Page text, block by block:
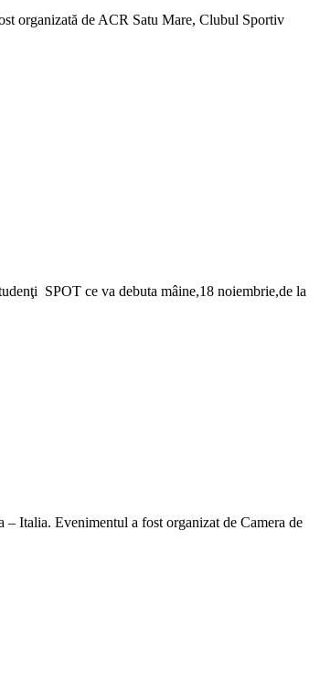
organizată de ACR Satu Mare, Clubul Sportiv
SPOT ce va debuta mâine,18 noiembrie,de la
Italia. Evenimentul a fost organizat de Camera de